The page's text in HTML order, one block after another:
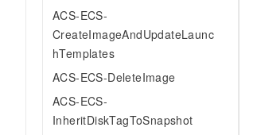
ACS-ECS-
CreateImageAndUpdateLaunc
hTemplates
ACS-ECS-DeleteImage
ACS-ECS-
InheritDiskTagToSnapshot